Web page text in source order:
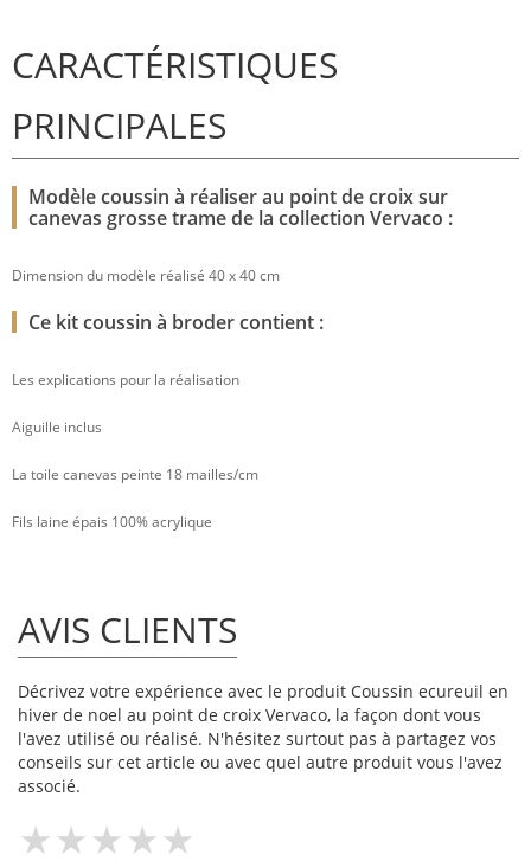
CARACTÉRISTIQUES
PRINCIPALES
Modèle coussin à réaliser au point de croix sur
canevas grosse trame de la collection Vervaco :
Dimension du modèle réalisé 40 x 40 cm
Ce kit coussin à broder contient :
Les explications pour la réalisation
Aiguille inclus
La toile canevas peinte 18 mailles/cm
Fils laine épais 100% acrylique
AVIS CLIENTS
Décrivez votre expérience avec le produit Coussin ecureuil en
hiver de noel au point de croix Vervaco, la façon dont vous
l'avez utilisé ou réalisé. N'hésitez surtout pas à partagez vos
conseils sur cet article ou avec quel autre produit vous l'avez
associé.